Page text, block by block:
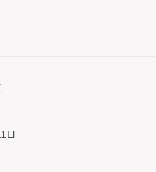
日